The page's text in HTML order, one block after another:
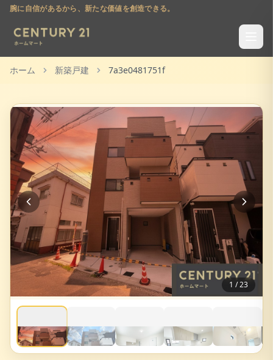
腕に自信があるから、新たな価値を創造できる。
ホーム 新築戸建 7a3e0481751f
1 /23